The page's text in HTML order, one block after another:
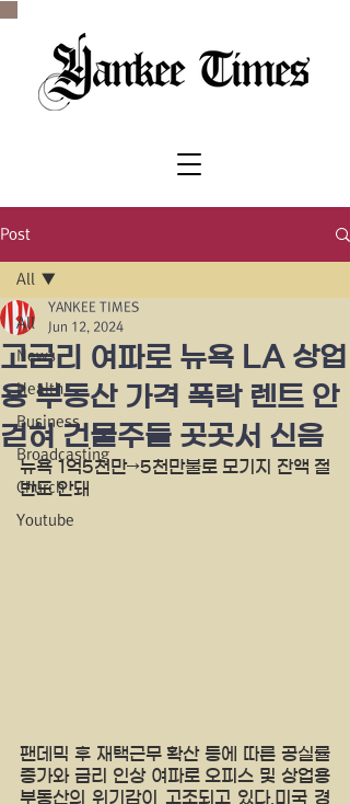
Post
All
News
Health
Business
Broadcasting
Church
Youtube
All
고금리 여파로 뉴욕 LA 상업
용 부동산 가격 폭락 렌트 안
걷혀 건물주들 곳곳서 신음
YANKEE TIMES
Jun 12, 2024
뉴욕 1억5천만→5천만불로 모기지 잔액 절
반도 안돼
팬데믹 후 재택근무 확산 등에 따른 공실률
증가와 금리 인상 여파로 오피스 및 상업용
부동산의 위기감이 고조되고 있다.미국 경